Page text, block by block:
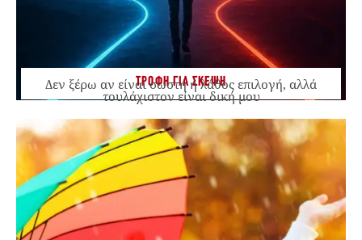
ΤΡΟΦΗ ΓΙΑ ΣΚΕΨΗ
Δεν ξέρω αν είναι σωστή ή λάθος επιλογή, αλλά
τουλάχιστον είναι δική μου